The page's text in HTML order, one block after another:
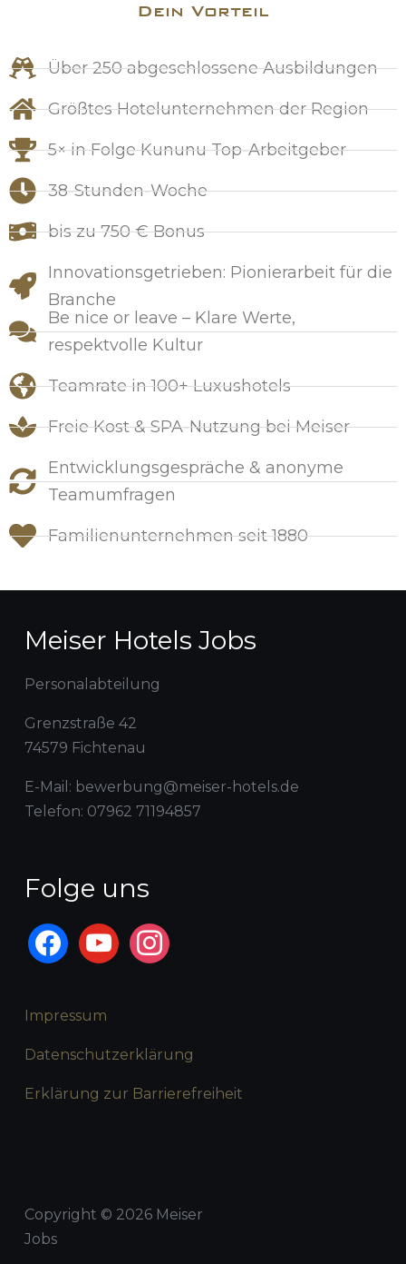
Dein Vorteil
Über 250 abgeschlossene Ausbildungen
Größtes Hotelunternehmen der Region
5× in Folge Kununu Top-Arbeitgeber
38-Stunden-Woche
bis zu 750 € Bonus
Innovationsgetrieben: Pionierarbeit für die
Branche
Be nice or leave – Klare Werte,
respektvolle Kultur
Teamrate in 100+ Luxushotels​
Freie Kost & SPA-Nutzung bei Meiser​
Entwicklungsgespräche & anonyme
Teamumfragen
Familienunternehmen seit 1880​
Meiser Hotels Jobs
Personalabteilung
Grenzstraße 42
74579 Fichtenau
E-Mail: bewerbung@meiser-hotels.de
Telefon: 07962 71194857
Folge uns
Impressum
Datenschutzerklärung
Erklärung zur Barrierefreiheit
Copyright © 2026 Meiser
Jobs